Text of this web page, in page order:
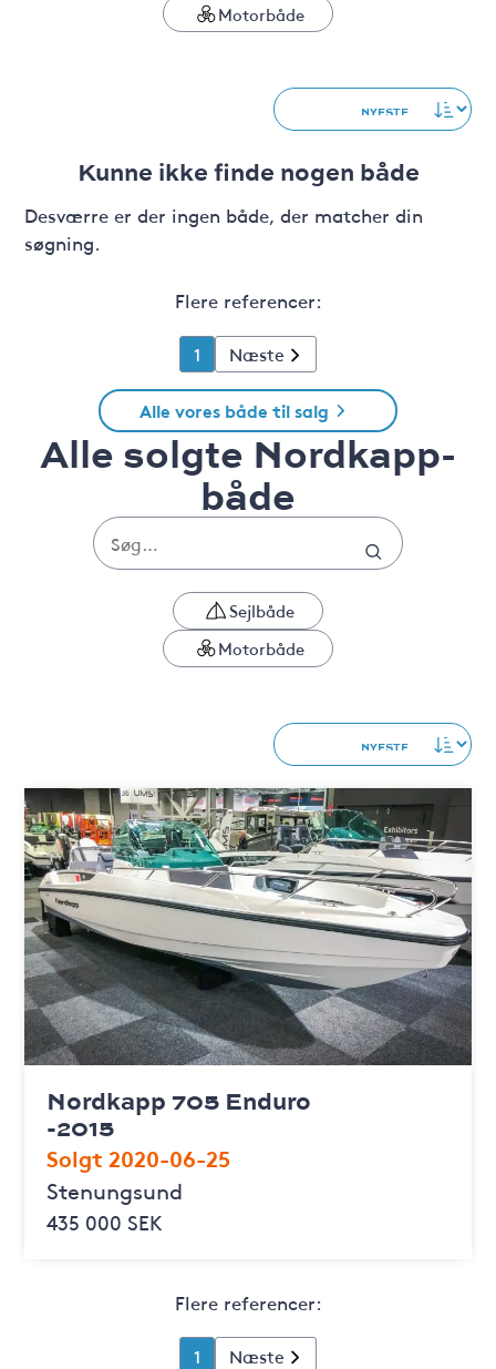
Motorbåde
Kunne ikke finde nogen både
Desværre er der ingen både, der matcher din
søgning.
Flere referencer:
1 Næste
Alle vores både til salg
Alle solgte Nordkapp-
både
Sejlbåde
Motorbåde
Nordkapp 705 Enduro
-2015
Solgt 2020-06-25
Stenungsund
435 000 SEK
Flere referencer:
1 Næste